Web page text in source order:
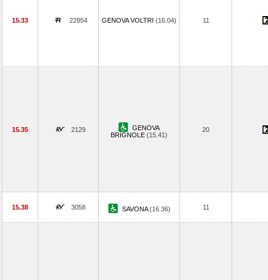
15.33 22854 GENOVA VOLTRI (16.04) 11
15.35 2129
GENOVA
BRIGNOLE (15.41)
20
15.38 3058 SAVONA(16.36) 11